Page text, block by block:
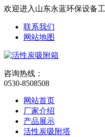
欢迎进入山东永蓝环保设备
联系我们
网站地图
咨询热线：
0530-8508508
网站首页
厂家介绍
产品展示
活性炭吸附塔